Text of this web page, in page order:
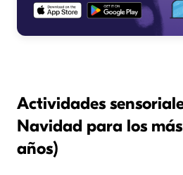
Actividades
Navidad para los
años)